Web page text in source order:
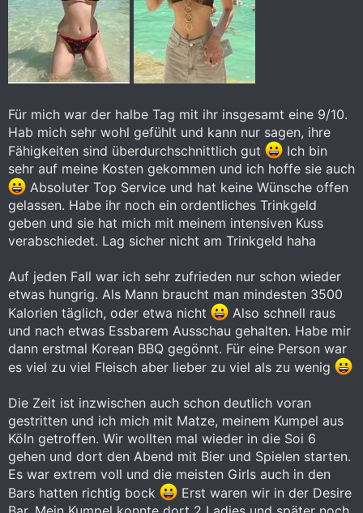
Für mich war der halbe Tag mit ihr insgesamt eine 9/10.
Hab mich sehr wohl gefühlt und kann nur sagen, ihre
Fähigkeiten sind überdurchschnittlich gut
Ich bin
sehr auf meine Kosten gekommen und ich hoffe sie auch
Absoluter Top Service und hat keine Wünsche offen
gelassen. Habe ihr noch ein ordentliches Trinkgeld
geben und sie hat mich mit meinem intensiven Kuss
verabschiedet. Lag sicher nicht am Trinkgeld haha
Auf jeden Fall war ich sehr zufrieden nur schon wieder
etwas hungrig. Als Mann braucht man mindesten 3500
Kalorien täglich, oder etwa nicht
Also schnell raus
und nach etwas Essbarem Ausschau gehalten. Habe mir
dann erstmal Korean BBQ gegönnt. Für eine Person war
es viel zu viel Fleisch aber lieber zu viel als zu wenig
Die Zeit ist inzwischen auch schon deutlich voran
gestritten und ich mich mit Matze, meinem Kumpel aus
Köln getroffen. Wir wollten mal wieder in die Soi 6
gehen und dort den Abend mit Bier und Spielen starten.
Es war extrem voll und die meisten Girls auch in den
Bars hatten richtig bock
Erst waren wir in der Desire